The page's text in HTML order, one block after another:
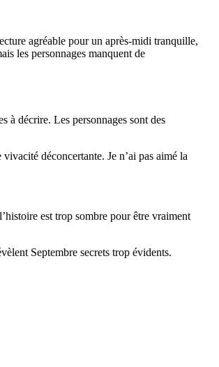
agréable pour un après-midi tranquille,
les personnages manquent de
à décrire. Les personnages sont des
déconcertante. Je n’ai pas aimé la
est trop sombre pour être vraiment
Septembre secrets trop évidents.